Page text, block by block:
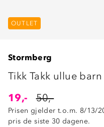
OUTLET
Stormberg
Tikk Takk ullue barn
19,-
50,-
Prisen gjelder t.o.m. 8/13/
pris de siste 30 dagene.